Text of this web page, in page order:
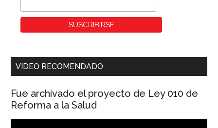
VIDEO RECOMENDADO
Fue archivado el proyecto de Ley 010 de
Reforma a la Salud